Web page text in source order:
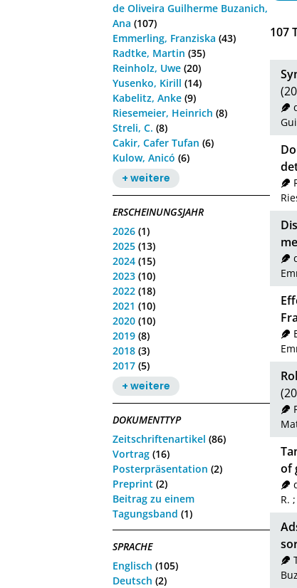
de Oliveira Guilherme Buzanich,
Ana (107)
Emmerling, Franziska (43)
Radtke, Martin (35)
Reinholz, Uwe (20)
Yusenko, Kirill (14)
Kabelitz, Anke (9)
Riesemeier, Heinrich (8)
Streli, C. (8)
Cakir, Cafer Tufan (6)
Kulow, Anicó (6)
+ weitere
ERSCHEINUNGSJAHR
2026 (1)
2025 (13)
2024 (15)
2023 (10)
2022 (18)
2021 (10)
2020 (10)
2019 (8)
2018 (3)
2017 (5)
+ weitere
DOKUMENTTYP
Zeitschriftenartikel (86)
Vortrag (16)
Posterpräsentation (2)
Preprint (2)
Beitrag zu einem
Tagungsband (1)
SPRACHE
Englisch (105)
Deutsch (2)
107
of
R. ;